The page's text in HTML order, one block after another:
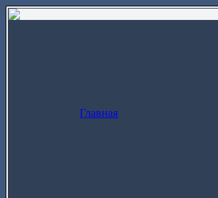
Главная